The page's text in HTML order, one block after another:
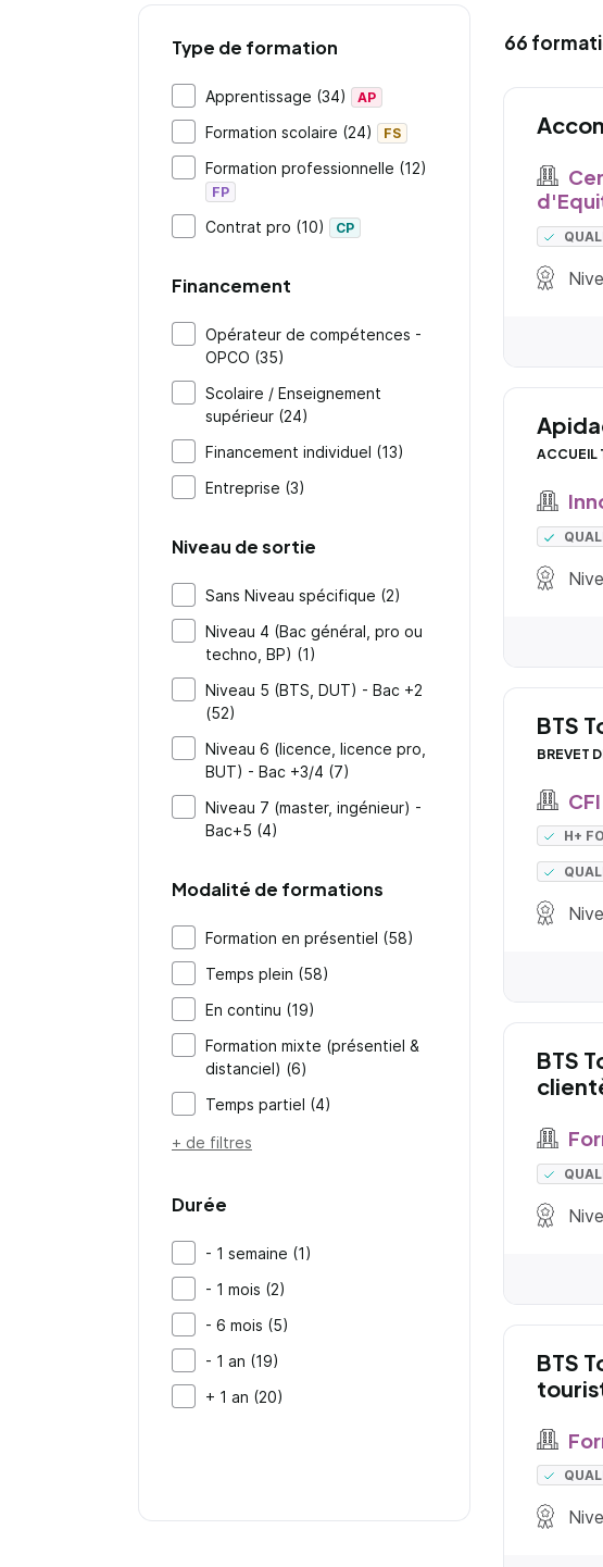
Type de formation
Apprentissage (34) AP
Formation scolaire (24) FS
Formation professionnelle (12)
FP
Contrat pro (10) CP
Financement
Opérateur de compétences -
OPCO (35)
Scolaire / Enseignement
supérieur (24)
Financement individuel (13)
Entreprise (3)
Niveau de sortie
Sans Niveau spécifique (2)
Niveau 4 (Bac général, pro ou
techno, BP) (1)
Niveau 5 (BTS, DUT) - Bac +2
(52)
Niveau 6 (licence, licence pro,
BUT) - Bac +3/4 (7)
Niveau 7 (master, ingénieur) -
Bac+5 (4)
Modalité de formations
Formation en présentiel (58)
Temps plein (58)
En continu (19)
Formation mixte (présentiel &
distanciel) (6)
Temps partiel (4)
+ de filtres
Durée
- 1 semaine (1)
- 1 mois (2)
- 6 mois (5)
- 1 an (19)
+ 1 an (20)
66
ACCUEIL
BTS
BREVET
H+
BTS
BTS